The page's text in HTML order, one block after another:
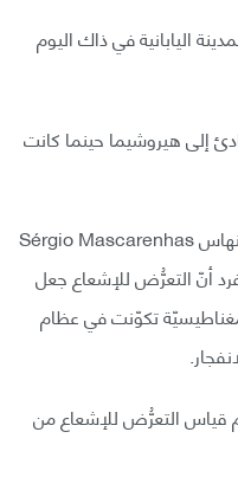
شخصٍ في المدينة اليابانية في ذاك اليوم
إلى هيروشيما حينما كانت
قال الفيزيائي البرازيلي سيرجيو ماسكارينهاس Sérgio Mascarenhas
أنّ التعرُّض للإشعاع جعل
تكوّنت في عظام
قياس التعرُّض للإشعاع من